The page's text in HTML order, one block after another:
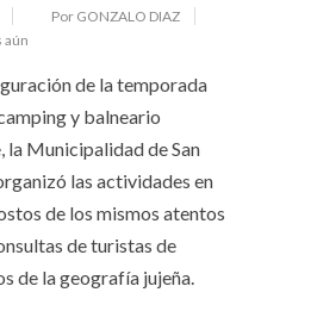
Por GONZALO DIAZ
aún
de la temporada
y balneario
la Municipalidad de San
las actividades en
de los mismos atentos
de turistas de
de la geografía jujeña.